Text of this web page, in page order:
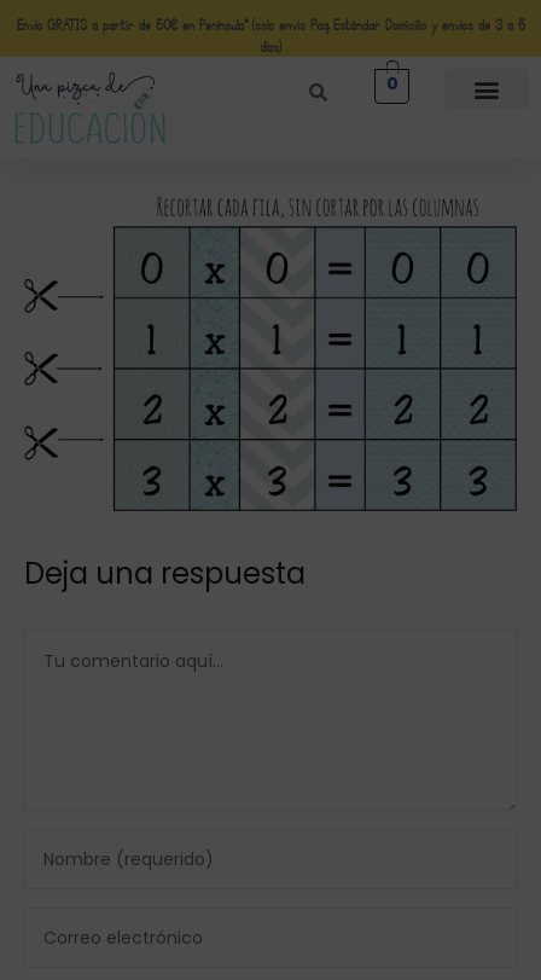
Envío GRATIS a partir de 50€ en Península* (solo envio Paq Estándar Domicilio y envíos de 3 a 5
días)
0
Deja una respuesta